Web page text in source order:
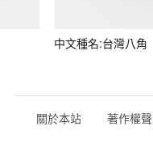
中文種名:台灣八角
關於本站 著作權